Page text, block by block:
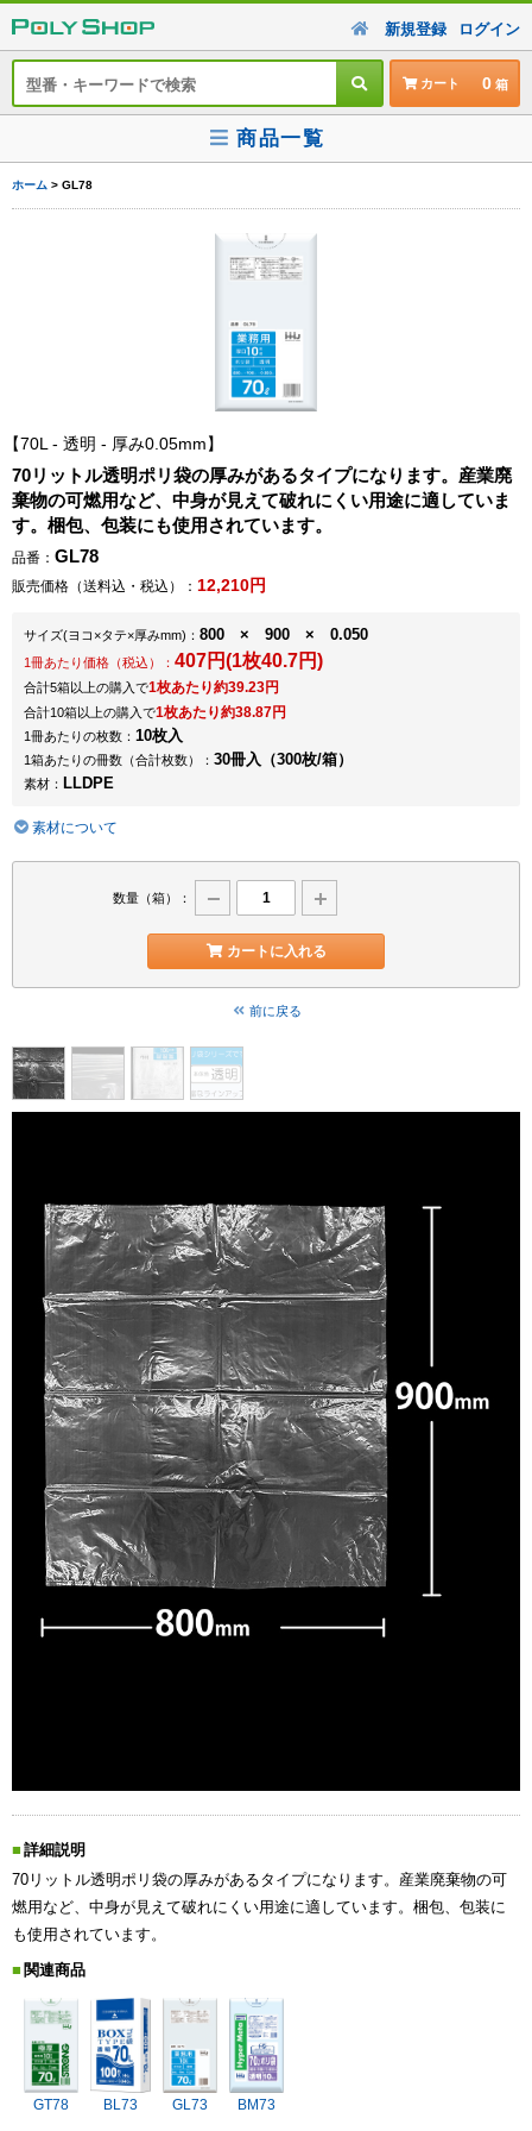
新規登録 ログイン
カート 0
商品一覧
ホーム > GL78
70L - 透明 - 厚み0.05mm
70リットル透明ポリ袋の厚みがあるタイプになります。産業廃
棄物の可燃用など、中身が見えて破れにくい用途に適していま
す。梱包、包装にも使用されています。
品番： GL78
販売価格（送料込・税込）： 12,210円
サイズ(ヨコ×タテ×厚みmm) ： 800 × 900 × 0.050
1冊あたり価格（税込）： 407円(1枚40.7円)
合計5箱以上の購入で1枚あたり約39.23円
合計10箱以上の購入で1枚あたり約38.87円
1冊あたりの枚数： 10枚入
1箱あたりの冊数（合計枚数）： 30冊入（300枚/箱）
素材： LLDPE
素材について
数量（箱）：
カートに入れる
前に戻る
詳細説明
70リットル透明ポリ袋の厚みがあるタイプになります。産業廃棄物の可
燃用など、中身が見えて破れにくい用途に適しています。梱包、包装に
も使用されています。
関連商品
GT78 BL73 GL73 BM73